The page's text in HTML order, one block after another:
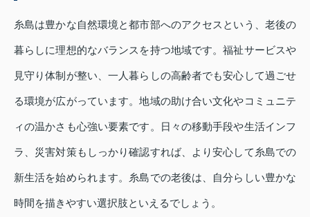
糸島は豊かな自然環境と都市部へのアクセスという、老後の
暮らしに理想的なバランスを持つ地域です。福祉サービスや
見守り体制が整い、一人暮らしの高齢者でも安心して過ごせ
る環境が広がっています。地域の助け合い文化やコミュニテ
ィの温かさも心強い要素です。日々の移動手段や生活インフ
ラ、災害対策もしっかり確認すれば、より安心して糸島での
新生活を始められます。糸島での老後は、自分らしい豊かな
時間を描きやすい選択肢といえるでしょう。